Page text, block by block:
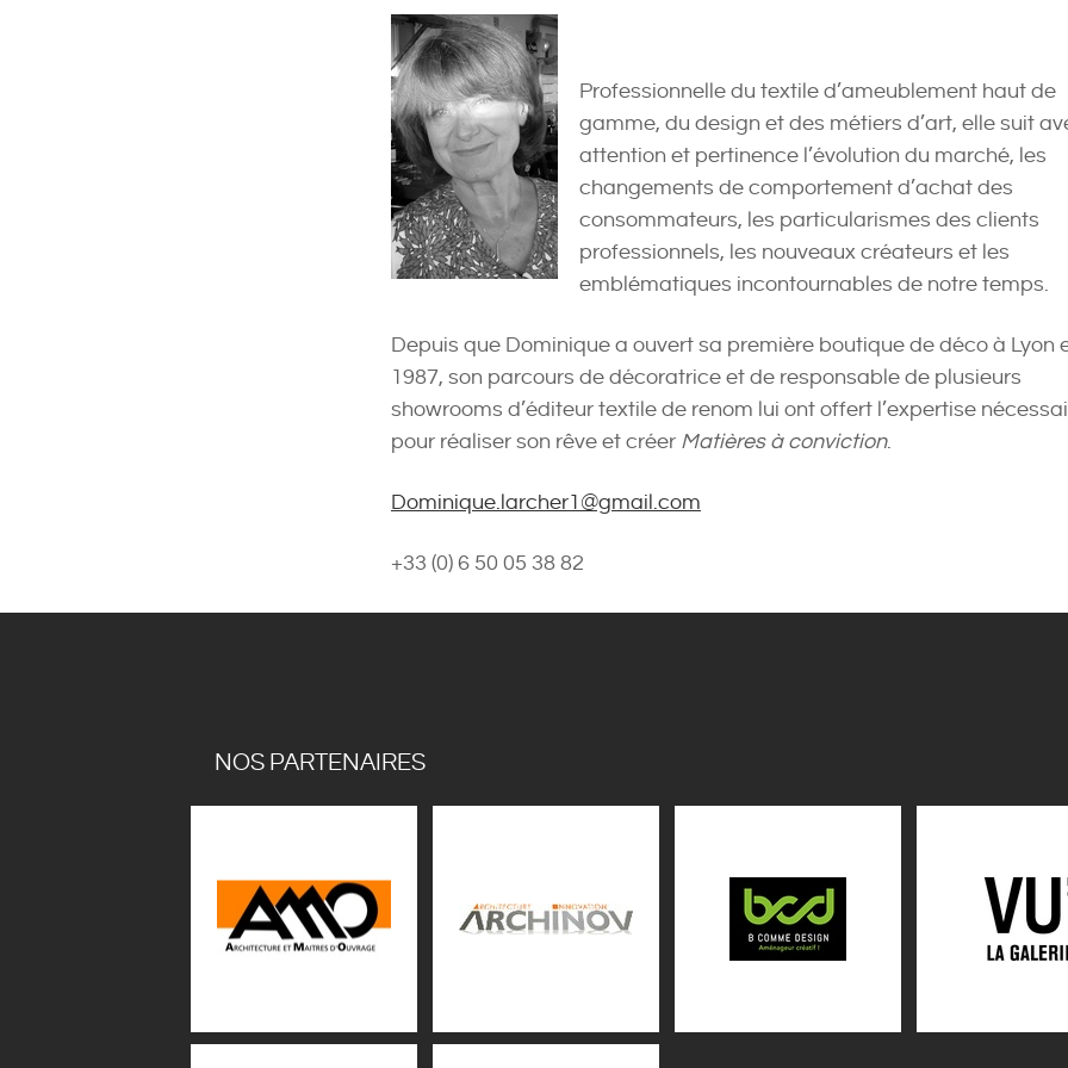
Professionnelle du textile d’ameublement haut de
gamme, du design et des métiers d’art, elle suit
attention et pertinence l’évolution du marché, les
changements de comportement d’achat des
consommateurs, les particularismes des clients
professionnels, les nouveaux créateurs et les
emblématiques incontournables de notre temps.
Depuis que Dominique a ouvert sa première boutique de déco à Lyon
1987, son parcours de décoratrice et de responsable de plusieurs
showrooms d’éditeur textile de renom lui ont offert l’expertise
pour réaliser son rêve et créer Matières à conviction.
Dominique.larcher1@gmail.com
+33 (0) 6 50 05 38 82
NOS PARTENAIRES